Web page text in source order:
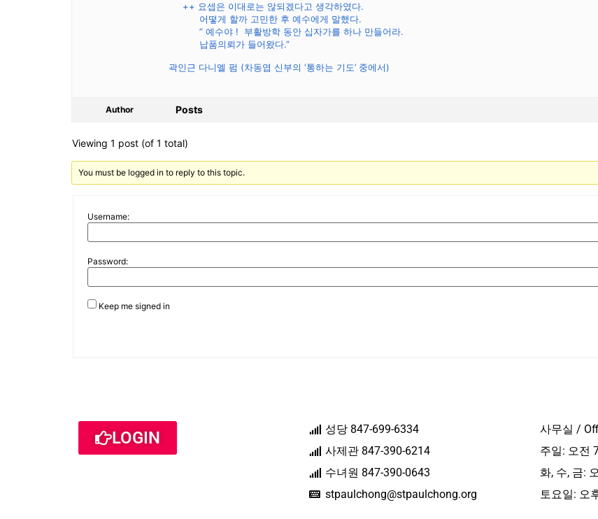
++ 요셉은 이대로는 않되겠다고 생각하였다.
어떻게 할까 고민한 후 예수에게 말했다.
” 예수야 ! 부활방학 동안 십자가를 하나 만들어라.
납품의뢰가 들어왔다.”
곽인근 다니엘 펌 (차동엽 신부의 ‘통하는 기도’ 중에서)
Author Posts
Viewing 1 post (of 1 total)
You must be logged in to reply to this topic.
Username:
Password:
Keep me signed in
LOGIN
성당 847-699-6334
사제관 847-390-6214
수녀원 847-390-0643
stpaulchong@stpaulchong.org
사무실 /
주일: 오전
화, 수, 금:
토요일: 오